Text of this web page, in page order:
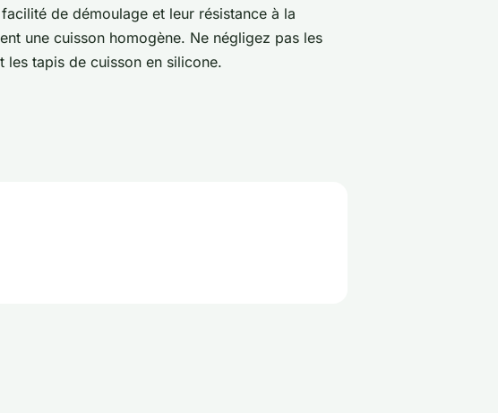
de démoulage et leur résistance à la
une cuisson homogène. Ne négligez pas les
tapis de cuisson en silicone.